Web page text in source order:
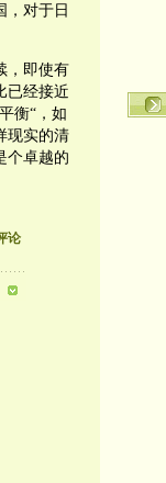
，对于日
，即使有
已经接近
衡“，如
现实的清
个卓越的
论